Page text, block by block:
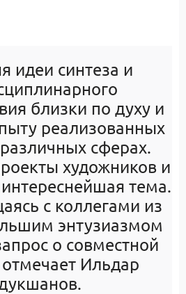
идеи синтеза и
близки по духу и
реализованных
сферах.
художников и
тема.
с коллегами из
энтузиазмом
о совместной
отмечает Ильдар